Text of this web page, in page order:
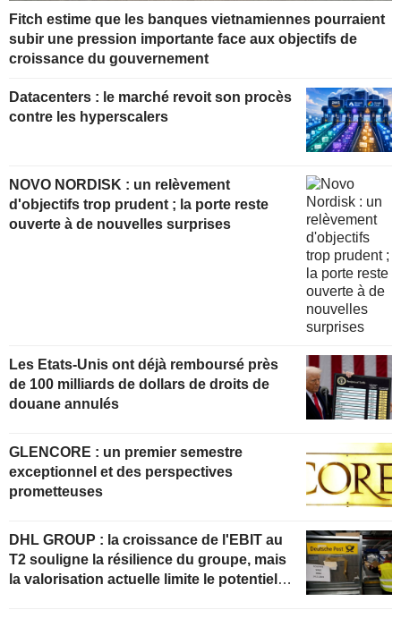
Fitch estime que les banques vietnamiennes pourraient
subir une pression importante face aux objectifs de
croissance du gouvernement
Datacenters : le marché revoit son procès
contre les hyperscalers
NOVO NORDISK : un relèvement
d'objectifs trop prudent ; la porte reste
ouverte à de nouvelles surprises
Les Etats-Unis ont déjà remboursé près
de 100 milliards de dollars de droits de
douane annulés
GLENCORE : un premier semestre
exceptionnel et des perspectives
prometteuses
DHL GROUP : la croissance de l'EBIT au
T2 souligne la résilience du groupe, mais
la valorisation actuelle limite le potentiel